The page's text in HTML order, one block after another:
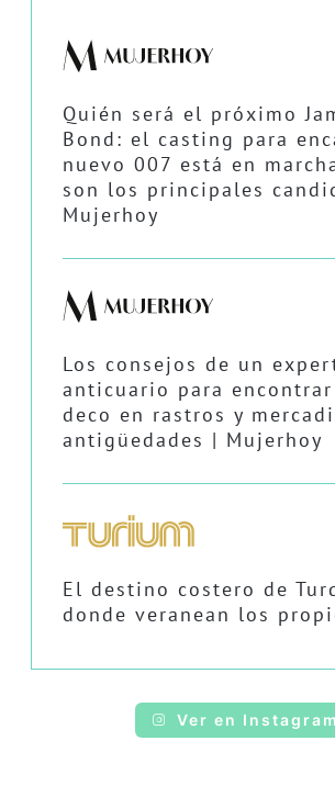
Quién será el próximo
Bond: el casting para
nuevo 007 está en
son los principales
Mujerhoy
Los consejos de un
anticuario para encontrar
deco en rastros y
antigüedades | Mujerhoy
El destino costero de
donde veranean los
Ver en Instagram